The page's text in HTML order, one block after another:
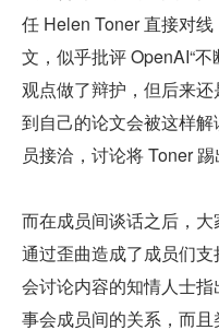
任 Helen Toner 直接对
文，似乎批评 OpenAI“
观点做了辩护，但后来
到自己的论文会被这样
员接洽，讨论将 Toner 踢
而在成员间谈话之后，大
通过歪曲造成了成员们
会讨论内容的知情人士
事会成员间的关系，而